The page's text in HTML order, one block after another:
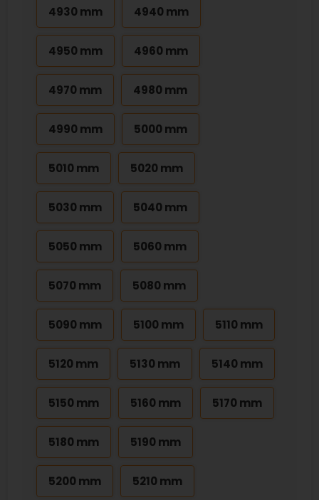
4930 mm 4940 mm
4950 mm 4960 mm
4970 mm 4980 mm
4990 mm 5000 mm
5010 mm 5020 mm
5030 mm 5040 mm
5050 mm 5060 mm
5070 mm 5080 mm
5090 mm 5100 mm 5110 mm
5120 mm 5130 mm 5140 mm
5150 mm 5160 mm 5170 mm
5180 mm 5190 mm
5200 mm 5210 mm